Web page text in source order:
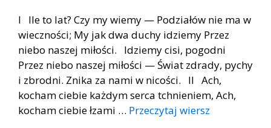
I Ile to lat? Czy my wiemy — Podziałów nie ma w
wieczności; My jak dwa duchy idziemy Przez
niebo naszej miłości. Idziemy cisi, pogodni
Przez niebo naszej miłości — Świat zdrady, pychy
i zbrodni. Znika za nami w nicości. II Ach,
kocham ciebie każdym serca tchnieniem, Ach,
kocham ciebie łzami … Przeczytaj wiersz